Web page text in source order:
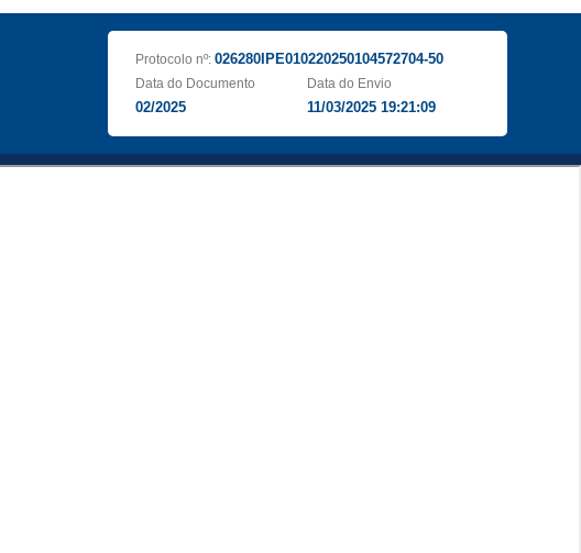
Protocolo nº: 026280IPE010220250104572704-50
Data do Documento
02/2025
Data do Envio
11/03/2025 19:21:09